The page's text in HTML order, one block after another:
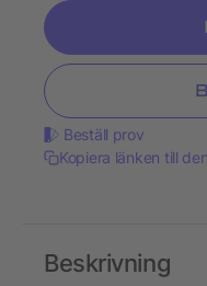
Beställ prov
Kopiera länken till
Beskrivning